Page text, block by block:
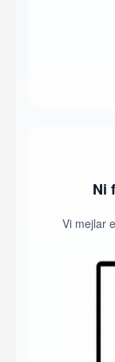
Ni
Vi mejlar